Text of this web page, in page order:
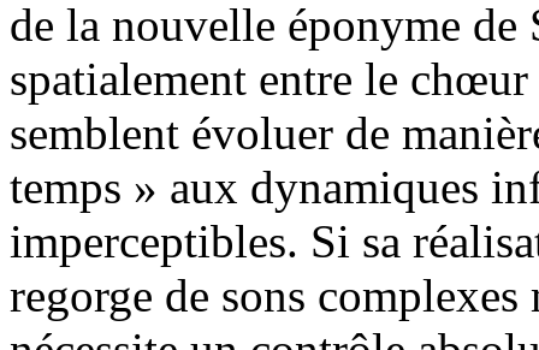
de la nouvelle éponyme de
spatialement entre le
semblent évoluer de
temps » aux dynamiques
imperceptibles. Si sa
regorge de sons